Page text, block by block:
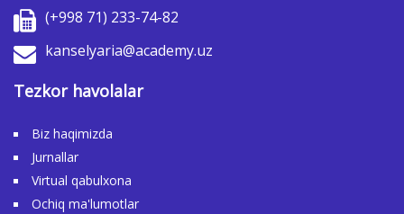
(+998 71) 233-74-82
kanselyaria@academy.uz
Tezkor havolalar
Biz haqimizda
Jurnallar
Virtual qabulxona
Ochiq ma'lumotlar